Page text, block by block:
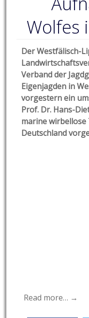
Wolfes
Der Westfälisch-
Verband der
Eigenjagden in
vorgestern ein
Prof. Dr. Hans-
marine
Deutschland
Read more… →